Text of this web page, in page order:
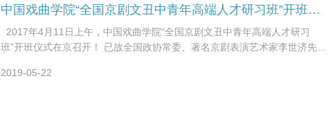
中国戏曲学院“全国京剧文丑中青年高端人才研习班”开班仪式在京召开
2017年4月11日上午，中国戏曲学院“全国京剧文丑中青年高端人才研习
班”开班仪式在京召开！ 已故全国政协常委、著名京剧表演艺术家李世济先生
2019-05-22